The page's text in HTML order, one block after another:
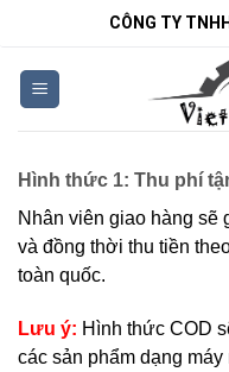
nội
dung
CÔNG TY
Hình thức 1: Thu phí
Nhân viên giao hàng sẽ
và đồng thời thu tiền
toàn quốc.
Lưu ý: Hình thức COD
các sản phẩm dạng